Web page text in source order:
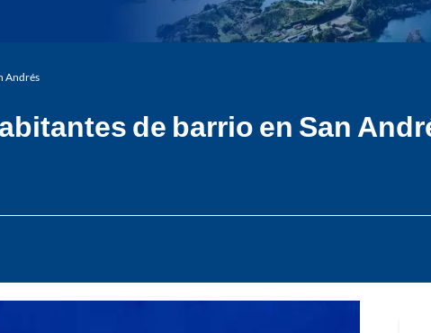
Andrés
de barrio en San